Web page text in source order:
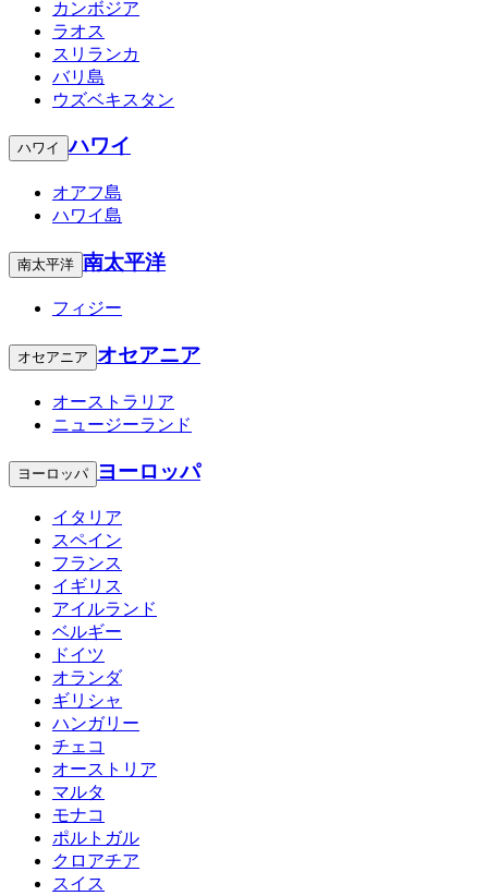
カンボジア
ラオス
スリランカ
バリ島
ウズベキスタン
ハワイ ハワイ
オアフ島
ハワイ島
南太平洋 南太平洋
フィジー
オセアニア オセアニア
オーストラリア
ニュージーランド
ヨーロッパ ヨーロッパ
イタリア
スペイン
フランス
イギリス
アイルランド
ベルギー
ドイツ
オランダ
ギリシャ
ハンガリー
チェコ
オーストリア
マルタ
モナコ
ポルトガル
クロアチア
スイス